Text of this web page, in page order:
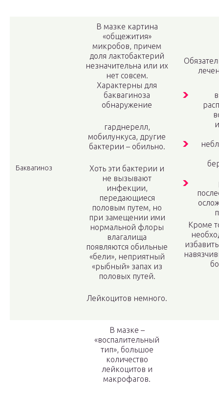
Баквагиноз
В мазке картина
«общежития»
микробов, причем
доля лактобактерий
незначительна или их
нет совсем.
Характерны для
баквагиноза
обнаружение
гарднерелл,
мобилункуса, другие
бактерии – обильно.
Хоть эти бактерии и
не вызывают
инфекции,
передающиеся
половым путем, но
при замещении ими
нормальной флоры
влагалища
появляются обильные
«бели», неприятный
«рыбный» запах из
половых путей.
Лейкоцитов немного.
Кроме
В мазке –
«воспалительный
тип», большое
количество
лейкоцитов и
макрофагов.